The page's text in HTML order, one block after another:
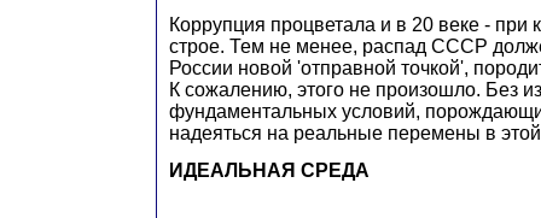
Коррупция процветала и в 20 веке - при
строе. Тем не менее, распад СССР
России новой 'отправной точкой',
К сожалению, этого не произошло. Без
фундаментальных условий,
надеяться на реальные перемены в этой
ИДЕАЛЬНАЯ СРЕДА